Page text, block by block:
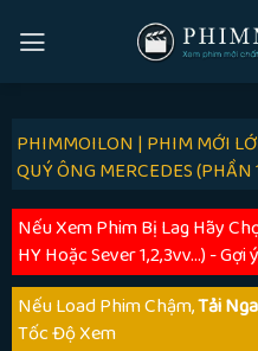
PHIMMOILON | PHIM MỚI
QUÝ ÔNG MERCEDES (PHẦN
Nếu Xem Phim Bị Lag Hãy
HY Hoặc Sever 1,2,3vv...) - Gợi
Nếu Load Phim Chậm,Tải
Tốc Độ Xem